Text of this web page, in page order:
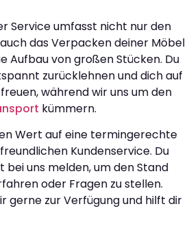
Service umfasst nicht nur den
das Verpacken deiner Möbel
Aufbau von großen Stücken. Du
zurücklehnen und dich auf
während wir uns um den
kümmern.
Wert auf eine termingerechte
Kundenservice. Du
bei uns melden, um den Stand
oder Fragen zu stellen.
gerne zur Verfügung und hilft dir